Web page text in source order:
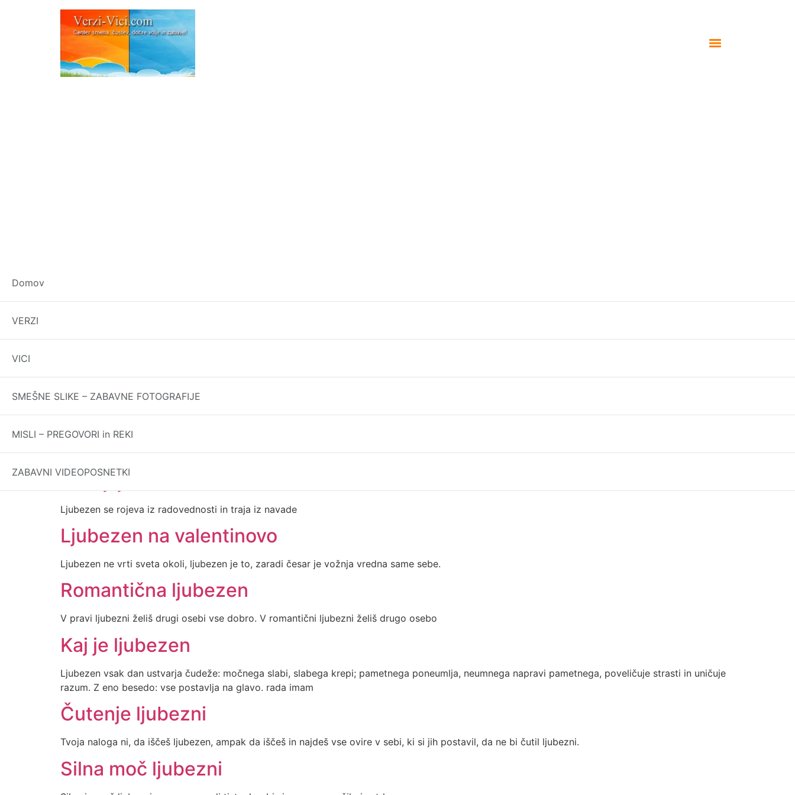
Domov
VERZI
VICI
SMEŠNE SLIKE – ZABAVNE FOTOGRAFIJE
MISLI – PREGOVORI in REKI
ZABAVNI VIDEOPOSNETKI
Ljubezen in zakon
Ljubezen je ljudem ljubša kot zakon, prav kot so romani bolj zabavni kot zgodovina fakoff
Oh ta ljubezen
Biti ljubimec je premalo, biti zaljubljen je preveč
Zakaj ljubezen?
Ljubezen se rojeva iz radovednosti in traja iz navade
Ljubezen na valentinovo
Ljubezen ne vrti sveta okoli, ljubezen je to, zaradi česar je vožnja vredna same sebe.
Romantična ljubezen
V pravi ljubezni želiš drugi osebi vse dobro. V romantični ljubezni želiš drugo osebo
Kaj je ljubezen
Ljubezen vsak dan ustvarja čudeže: močnega slabi, slabega krepi; pametnega poneumlja, neumnega napravi pametnega, poveličuje strasti in uničuje
razum. Z eno besedo: vse postavlja na glavo. rada imam
Čutenje ljubezni
Tvoja naloga ni, da iščeš ljubezen, ampak da iščeš in najdeš vse ovire v sebi, ki si jih postavil, da ne bi čutil ljubezni.
Silna moč ljubezni